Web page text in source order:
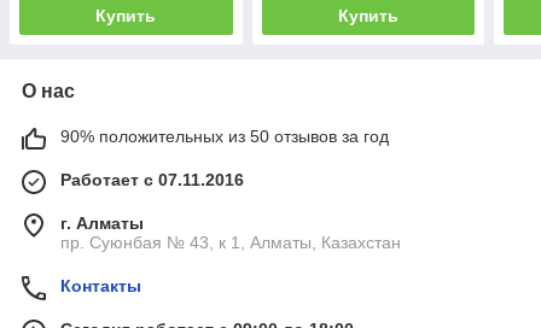
Купить Купить
О нас
90% положительных из 50 отзывов за год
Работает с 07.11.2016
г. Алматы
пр. Суюнбая № 43, к 1, Алматы, Казахстан
Контакты